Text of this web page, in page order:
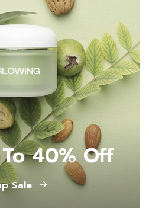
40% Off
Sale